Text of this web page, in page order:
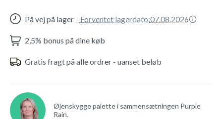
På vej på lager - Forventet lagerdato:07.08.2026
2,5% bonus på dine køb
Gratis fragt på alle ordrer - uanset beløb
Øjenskygge palette i sammensætningen Purple
Rain.